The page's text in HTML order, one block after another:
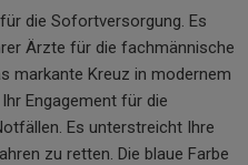
für die Sofortversorgung. Es
Ärzte für die fachmännische
markante Kreuz in modernem
Engagement für die
Es unterstreicht Ihre
zu retten. Die blaue Farbe